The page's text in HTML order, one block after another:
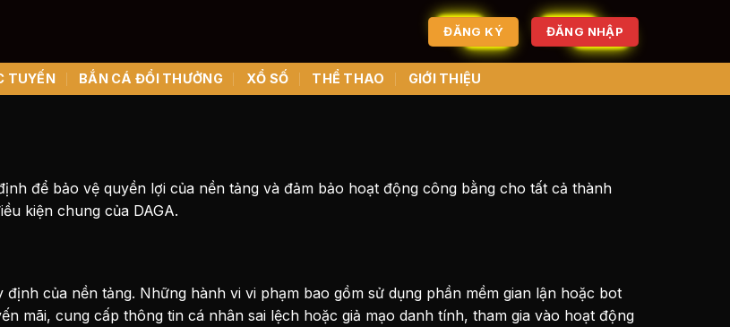
ĐĂNG KÝ ĐĂNG NHẬP
TUYẾN BẮN CÁ ĐỔI THƯỞNG XỔ SỐ THỂ THAO GIỚI THIỆU
để bảo vệ quyền lợi của nền tảng và đảm bảo hoạt động công bằng cho tất cả thành
kiện chung của DAGA.
của nền tảng. Những hành vi vi phạm bao gồm sử dụng phần mềm gian lận hoặc bot
mãi, cung cấp thông tin cá nhân sai lệch hoặc giả mạo danh tính, tham gia vào hoạt động